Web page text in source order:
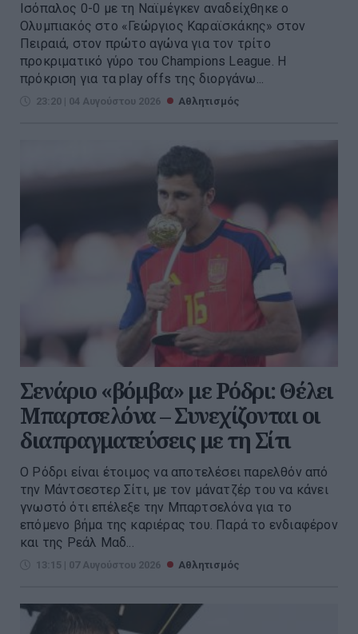
Ισόπαλος 0-0 με τη Ναϊμέγκεν αναδείχθηκε ο
Ολυμπιακός στο «Γεώργιος Καραϊσκάκης» στον
Πειραιά, στον πρώτο αγώνα για τον τρίτο
προκριματικό γύρο του Champions League. Η
πρόκριση για τα play offs της διοργάνω...
23:20 | 04 Αυγούστου 2026 Αθλητισμός
Σενάριο «βόμβα» με Ρόδρι: Θέλει
Μπαρτσελόνα – Συνεχίζονται οι
διαπραγματεύσεις με τη Σίτι
Ο Ρόδρι είναι έτοιμος να αποτελέσει παρελθόν από
την Μάντσεστερ Σίτι, με τον μάνατζέρ του να κάνει
γνωστό ότι επέλεξε την Μπαρτσελόνα για το
επόμενο βήμα της καριέρας του. Παρά το ενδιαφέρον
και της Ρεάλ Μαδ...
13:15 | 07 Αυγούστου 2026 Αθλητισμός